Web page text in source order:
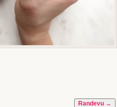
Randevu →